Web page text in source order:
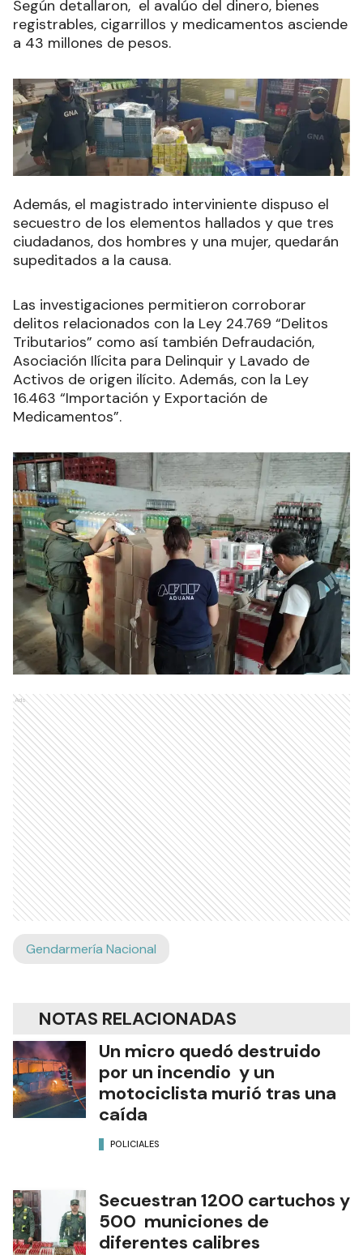
Según detallaron, el avalúo del dinero, bienes
registrables, cigarrillos y medicamentos asciende
a 43 millones de pesos.
Además, el magistrado interviniente dispuso el
secuestro de los elementos hallados y que tres
ciudadanos, dos hombres y una mujer, quedarán
supeditados a la causa.
Las investigaciones permitieron corroborar
delitos relacionados con la Ley 24.769 “Delitos
Tributarios” como así también Defraudación,
Asociación Ilícita para Delinquir y Lavado de
Activos de origen ilícito. Además, con la Ley
16.463 “Importación y Exportación de
Medicamentos”.
Ads
Gendarmería Nacional
NOTAS RELACIONADAS
Un micro quedó destruido
por un incendio y un
motociclista murió tras una
caída
POLICIALES
Secuestran 1200 cartuchos y
500 municiones de
diferentes calibres